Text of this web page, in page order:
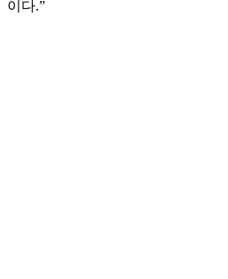
이다.”